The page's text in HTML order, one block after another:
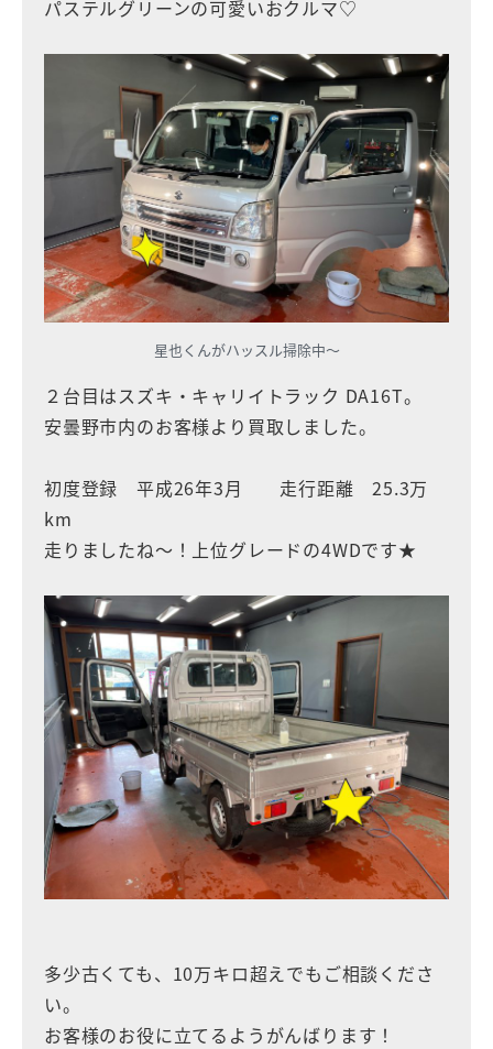
パステルグリーンの可愛いおクルマ♡
星也くんがハッスル掃除中〜
２台目はスズキ・キャリイトラック DA16T。
安曇野市内のお客様より買取しました。
初度登録 平成26年3月 走行距離 25.3万
km
走りましたね～！上位グレードの4WDです★
多少古くても、10万キロ超えでもご相談くださ
い。
お客様のお役に立てるようがんばります！